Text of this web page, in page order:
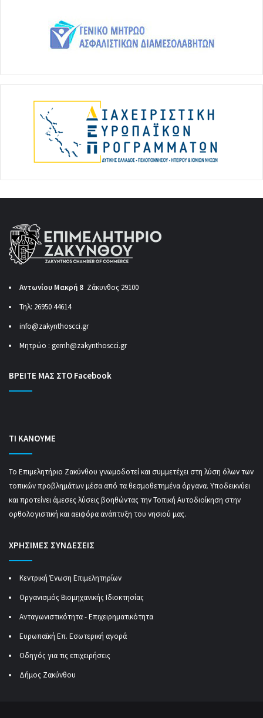
Αντωνίου Μακρή 8 Ζάκυνθος 29100
Τηλ: 26950 44614
info@zakynthoscci.gr
Μητρώο : gemh@zakynthoscci.gr
ΒΡΕΙΤΕ ΜΑΣ ΣΤΟ Facebook
ΤΙ ΚΑΝΟΥΜΕ
Το Επιμελητήριο Ζακύνθου γνωμοδοτεί και συμμετέχει στη λύση όλων των
τοπικών προβλημάτων μέσα από τα θεσμοθετημένα όργανα. Υποδεικνύει
και προτείνει άμεσες λύσεις βοηθώντας την Τοπική Αυτοδιοίκηση στην
ορθολογιστική και αειφόρα ανάπτυξη του νησιού μας.
ΧΡΗΣΙΜΕΣ ΣΥΝΔΕΣΕΙΣ
Κεντρική Ένωση Επιμελητηρίων
Οργανισμός Βιομηχανικής Ιδιοκτησίας
Ανταγωνιστικότητα - Επιχειρηματικότητα
Ευρωπαϊκή Επ. Εσωτερική αγορά
Οδηγός για τις επιχειρήσεις
Δήμος Ζακύνθου